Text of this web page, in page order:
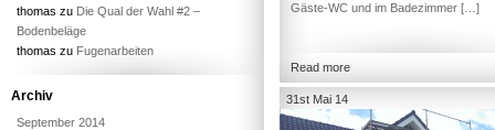
Gäste-WC und im Badezimmer […]
Read more
31st Mai 14
thomas zu Die Qual der Wahl #2 –
Bodenbeläge
thomas zu Fugenarbeiten
Archiv
September 2014